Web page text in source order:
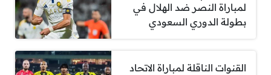
لمباراة النصر ضد الهلال في
بطولة الدوري السعودي
القنوات الناقلة لمباراة الاتحاد